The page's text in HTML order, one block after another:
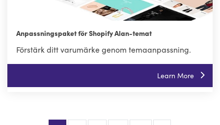
Anpassningspaket för Shopify Alan-temat
Förstärk ditt varumärke genom temaanpassning.
Learn More